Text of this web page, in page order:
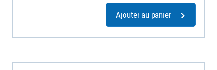
Ajouter au panier